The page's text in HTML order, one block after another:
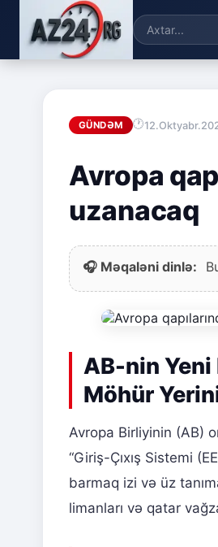
GÜNDƏM
Avropa
uzanacaq
🎧 Məqaləni dinlə:
AB-nin Yeni
Möhür
Avropa Birliyinin (AB)
“Giriş-Çıxış Sistemi
barmaq izi və üz
limanları və qatar